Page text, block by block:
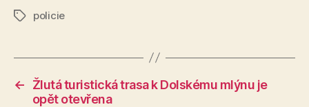
Štítkypolicie
←
Žlutá turistická trasa k Dolskému mlýnu je
opět otevřena